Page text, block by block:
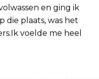
en ging ik
die plaats, was het
voelde me heel